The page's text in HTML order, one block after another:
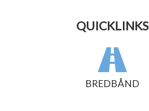
QUICKLINKS
BREDBÅND